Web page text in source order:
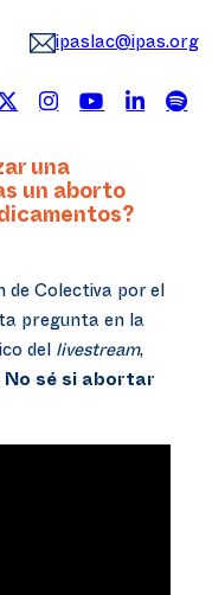
ipaslac@ipas.org
una
un aborto
de Colectiva por el
pregunta en la
del livestream,
sé si abortar